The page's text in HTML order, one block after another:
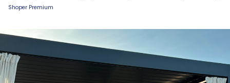
Shoper Premium